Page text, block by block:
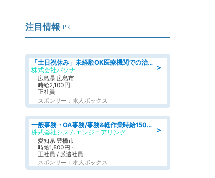
注目情報 PR
＞
「土日祝休み」未経験OK医療機関での治験コーディネーターのお仕事
株式会社パソナ
広島県 広島市
時給2,100円
正社員
スポンサー：求人ボックス
＞
一般事務・OA事務/事務&軽作業時給1500円土日祝休み各種社保完備
株式会社シスムエンジニアリング
愛知県 豊橋市
時給1,500円～
正社員 / 派遣社員
スポンサー：求人ボックス